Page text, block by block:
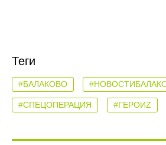
Теги
#БАЛАКОВО
#СПЕЦОПЕРАЦИЯ #ГЕРОИZ